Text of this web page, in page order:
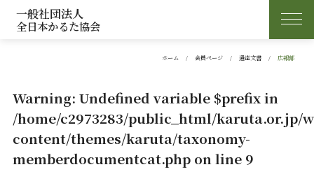
一般社団法人
全日本かるた協会
ホーム 会員ページ 通達文書 広報部
Warning: Undefined variable $prefix in
/home/c2973283/public_html/karuta.or.jp/
content/themes/karuta/taxonomy-
memberdocumentcat.phpon line 9